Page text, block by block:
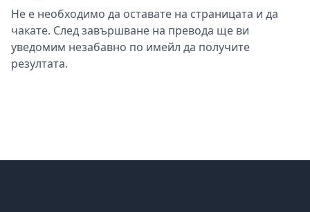
Не е необходимо да оставате на страницата и да
чакате. След завършване на превода ще ви
уведомим незабавно по имейл да получите
резултата.